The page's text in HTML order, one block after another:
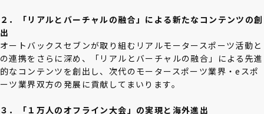
２．「リアルとバーチャルの融合」による新たなコンテンツの創
出
オートバックスセブンが取り組むリアルモータースポーツ活動と
の連携をさらに深め、「リアルとバーチャルの融合」による先進
的なコンテンツを創出し、次代のモータースポーツ業界・eスポ
ーツ業界双方の発展に貢献してまいります。
３．「１万人のオフライン大会」の実現と海外進出